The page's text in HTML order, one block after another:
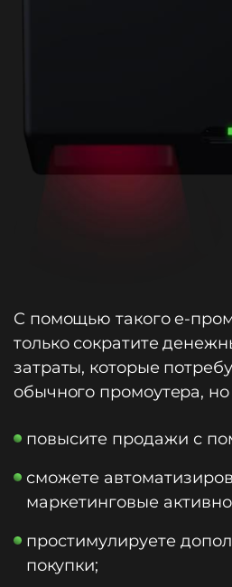
С помощью такого e-
только сократите
затраты, которые
обычного промоутера, но
повысите продажи с
сможете
маркетинговые
простимулируете
покупки;